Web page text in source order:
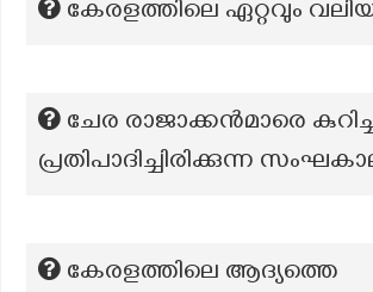
കേരളത്തിലെ ഏറ്റവും
ചേര രാജാക്കൻമാരെ
പ്രതിപാദിച്ചിരിക്കുന്ന
കേരളത്തിലെ ആദ്യത്തെ